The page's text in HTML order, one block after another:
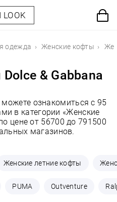
LOOK
одежда Женские кофты
& Gabbana
можете ознакомиться с 95
в категории «Женские
цене от 56700 до 791500
магазинов.
Женские летние кофты
PUMA Outventure